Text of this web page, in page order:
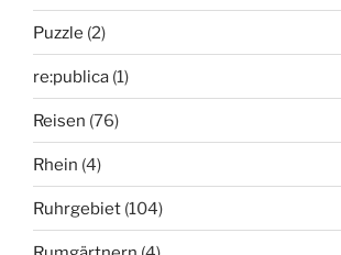
Puzzle (2)
re:publica (1)
Reisen (76)
Rhein (4)
Ruhrgebiet (104)